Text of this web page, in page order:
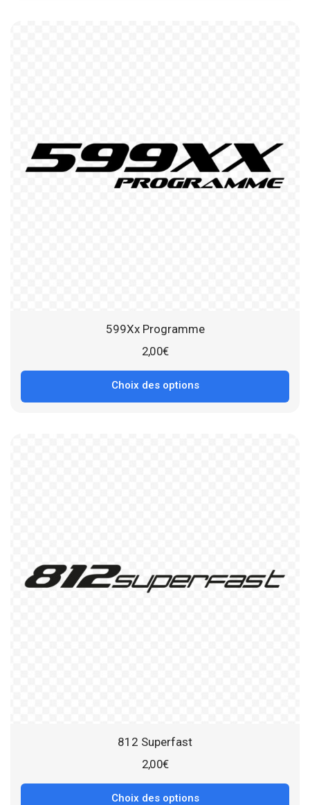
599Xx Programme
2,00€
Choix des options
812 Superfast
2,00€
Choix des options